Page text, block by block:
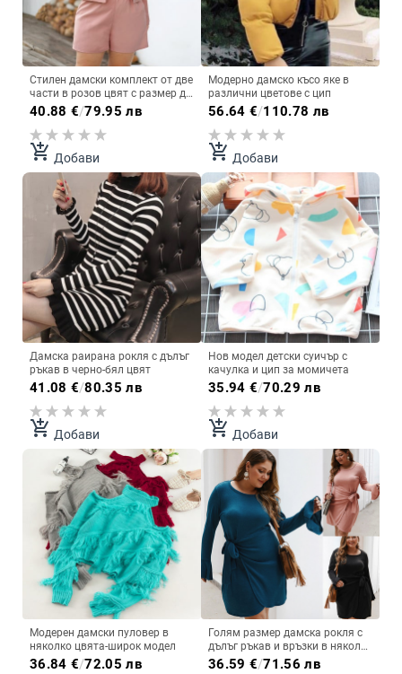
Стилен дамски комплект от две
части в розов цвят с размер до
4XL
40.88 €/79.95 лв
add_shopping_cart Добави
Модерно дамско късо яке в
различни цветове с цип
56.64 €/110.78 лв
add_shopping_cart Добави
Дамска раирана рокля с дълъг
ръкав в черно-бял цвят
41.08 €/80.35 лв
add_shopping_cart Добави
Нов модел детски суичър с
качулка и цип за момичета
35.94 €/70.29 лв
add_shopping_cart Добави
Модерен дамски пуловер в
няколко цвята-широк модел
36.84 €/72.05 лв
Голям размер дамска рокля с
дълъг ръкав и връзки в няколко
цвята
36.59 €/71.56 лв